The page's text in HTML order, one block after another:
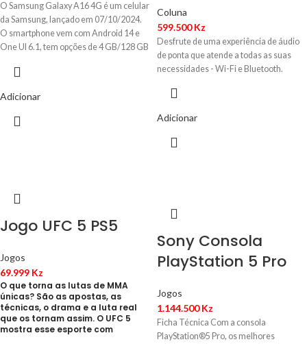
O Samsung Galaxy A16 4G é um celular
da Samsung, lançado em 07/10/2024.
O smartphone vem com Android 14 e
One UI 6.1, tem opções de 4 GB/128 GB
processador é um MediaTek Helio G99
Adicionar
Coluna
599.500Kz
Desfrute de uma experiência de áudio
de ponta que atende a todas as suas
necessidades - Wi-Fi e Bluetooth.
Adicionar
Jogo UFC 5 PS5
Jogos
69.999 Kz
O que torna as lutas de MMA
únicas? São as apostas, as
técnicas, o drama e a luta real
que os tornam assim. O UFC 5
mostra esse esporte com
Sony Consola
PlayStation 5 Pro
Jogos
1.144.500Kz
Ficha Técnica Com a consola
PlayStation®5 Pro, os melhores